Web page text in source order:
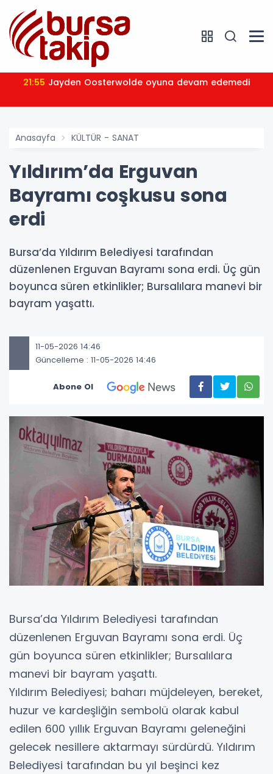
21:55 Jayden Oosterwolde oyuna devam edemedi
Anasayfa KÜLTÜR - SANAT
Yıldırım’da Erguvan
Bayramı coşkusu sona
erdi
Bursa’da Yıldırım Belediyesi tarafından
düzenlenen Erguvan Bayramı sona erdi. Üç gün
boyunca süren etkinlikler; Bursalılara manevi bir
bayram yaşattı.
11-05-2026 14:46
Güncelleme : 11-05-2026 14:46
Abone Ol
Bursa’da Yıldırım Belediyesi tarafından
düzenlenen Erguvan Bayramı sona erdi. Üç
gün boyunca süren etkinlikler; Bursalılara
manevi bir bayram yaşattı.
Yıldırım Belediyesi; baharı müjdeleyen, bereket,
huzur ve kardeşliğin sembolü olarak kabul
edilen 600 yıllık Erguvan Bayramı geleneğini
gelecek nesillere aktarmayı sürdürdü. Yıldırım
Belediyesi tarafından bu yıl beşinci kez